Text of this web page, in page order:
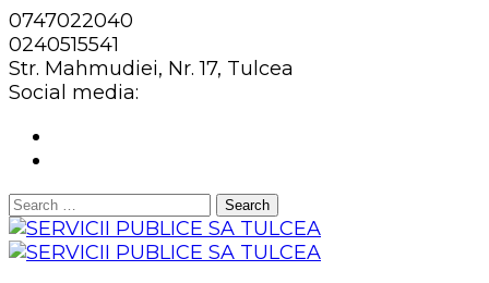
0747022040
0240515541
Str. Mahmudiei, Nr. 17, Tulcea
Social media:
Search
for: